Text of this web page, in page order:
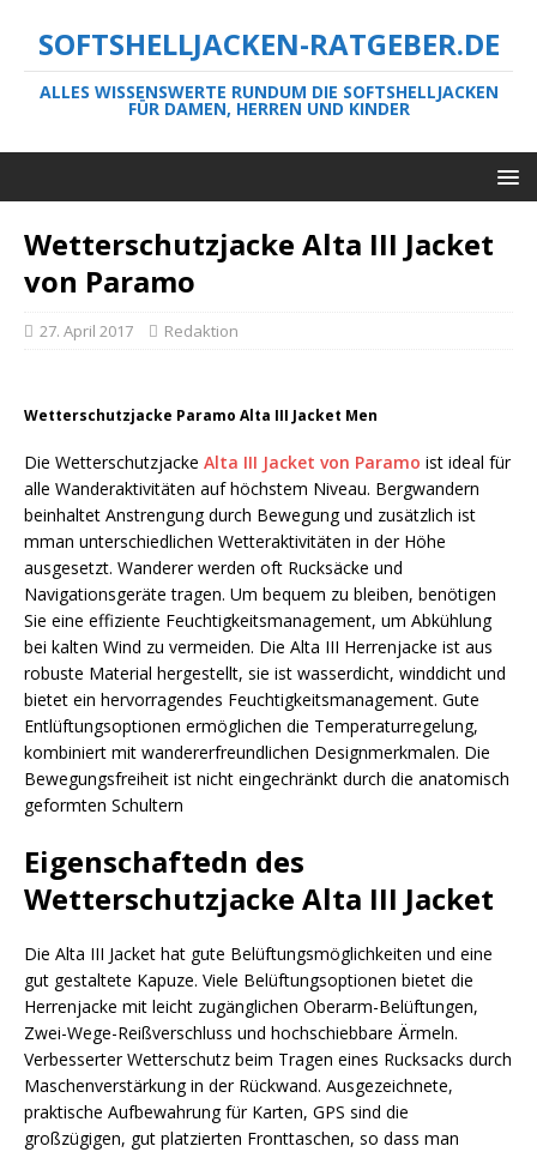
SOFTSHELLJACKEN-RATGEBER.DE
ALLES WISSENSWERTE RUNDUM DIE SOFTSHELLJACKEN
FÜR DAMEN, HERREN UND KINDER
Wetterschutzjacke Alta III Jacket
von Paramo
27. April 2017 Redaktion
Wetterschutzjacke Paramo Alta III Jacket Men
Die Wetterschutzjacke Alta III Jacket von Paramo ist ideal für
alle Wanderaktivitäten auf höchstem Niveau. Bergwandern
beinhaltet Anstrengung durch Bewegung und zusätzlich ist
mman unterschiedlichen Wetteraktivitäten in der Höhe
ausgesetzt. Wanderer werden oft Rucksäcke und
Navigationsgeräte tragen. Um bequem zu bleiben, benötigen
Sie eine effiziente Feuchtigkeitsmanagement, um Abkühlung
bei kalten Wind zu vermeiden. Die Alta III Herrenjacke ist aus
robuste Material hergestellt, sie ist wasserdicht, winddicht und
bietet ein hervorragendes Feuchtigkeitsmanagement. Gute
Entlüftungsoptionen ermöglichen die Temperaturregelung,
kombiniert mit wandererfreundlichen Designmerkmalen. Die
Bewegungsfreiheit ist nicht eingechränkt durch die anatomisch
geformten Schultern
Eigenschaftedn des
Wetterschutzjacke Alta III Jacket
Die Alta III Jacket hat gute Belüftungsmöglichkeiten und eine
gut gestaltete Kapuze. Viele Belüftungsoptionen bietet die
Herrenjacke mit leicht zugänglichen Oberarm-Belüftungen,
Zwei-Wege-Reißverschluss und hochschiebbare Ärmeln.
Verbesserter Wetterschutz beim Tragen eines Rucksacks durch
Maschenverstärkung in der Rückwand. Ausgezeichnete,
praktische Aufbewahrung für Karten, GPS sind die
großzügigen, gut platzierten Fronttaschen, so dass man